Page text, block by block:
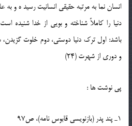
انسان نما به مرتبه حقيقي انسانيت رسيد ه و به
دنيا را کاملاً شناخته و بويي از خدا شنيده
باشد: اول ترک دنيا دوستي، دوم خلوت
و دوري از شهرت (24)
پی نوشت ها :
1ـ پند پدر (بازنويسي قابوس نامه)، ص97